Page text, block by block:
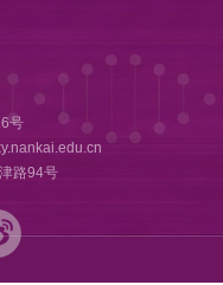
号
路94号